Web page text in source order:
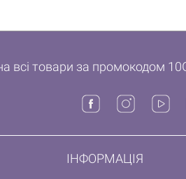
всі товари за промокодом
ІНФОРМАЦІЯ